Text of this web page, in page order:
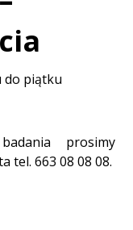
do piątku
prosimy
tel. 663 08 08 08.